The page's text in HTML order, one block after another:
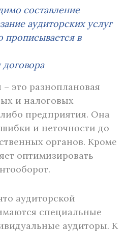
составление
аудиторских услуг
прописывается в
это разноплановая
и налоговых
предприятия. Она
и неточности до
органов. Кроме
оптимизировать
аудиторской
специальные
аудиторы. К